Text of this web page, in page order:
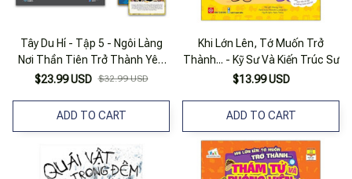
Tây Du Hí - Tập 5 - Ngôi Làng
Nơi Thần Tiên Trở Thành Yêu
Quái (Tái Bản 2024) - Tặng Kèm
$23.99 USD $32.99 USD
ADD TO CART
Khi Lớn Lên, Tớ Muốn Trở
Thành... - Kỹ Sư Và Kiến Trúc Sư
$13.99 USD
ADD TO CART